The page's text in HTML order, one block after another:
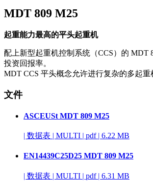
MDT 809 M25
起重能力最高的平头起重机
配上新型起重机控制系统（CCS）的
投资回报率。
MDT CCS 平头概念允许进行复杂的多起
文件
ASCEUSt MDT 809 M25
| 数据表 | MULTI | pdf | 6.22 MB
EN14439C25D25 MDT 809 M25
| 数据表 | MULTI | pdf | 6.31 MB